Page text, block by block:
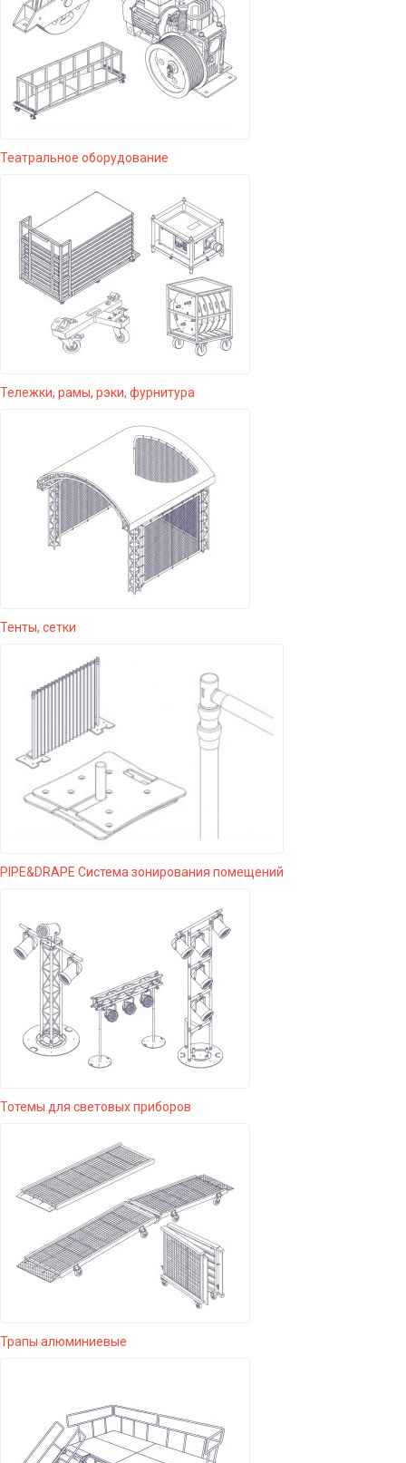
Театральное оборудование
Тележки, рамы, рэки, фурнитура
Тенты, сетки
PIPE&DRAPE Система зонирования помещений
Тотемы для световых приборов
Трапы алюминиевые